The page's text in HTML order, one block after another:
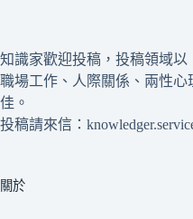
知識家歡迎投稿，投稿領域以
職場工作、人際關係、兩性
佳。
投稿請來信：
關於